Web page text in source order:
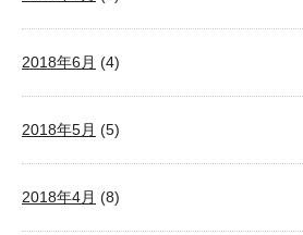
2018年6月 (4)
2018年5月 (5)
2018年4月 (8)